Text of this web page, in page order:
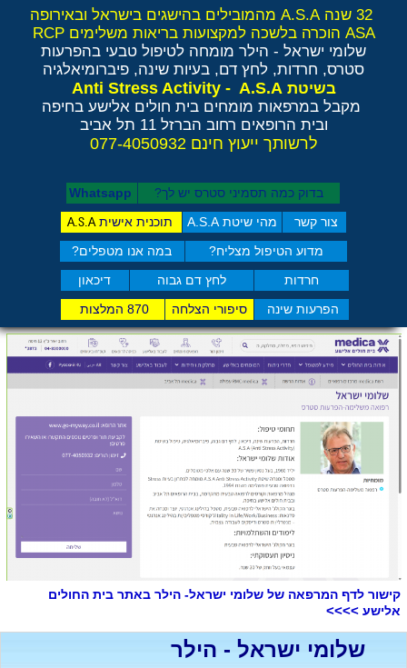
צור קשר מהי שיטת A.S.A תוכנית אישיתA.S.A
חרדות לחץ דם גבוה דיכאון
מדוע הטיפול מצליח? במה אנו מטפלים?
הפרעות שינה סיפורי הצלחה 870 המלצות
בדוק כמה תסמיני סט​רס יש לך? Whatsapp
32 שנה A.S.A מהמובילים בהישגים בישראל ובאירופה
ASA הוכרה בלשכה למקצועות בריאות משלימים RCP
שלומי ישראל - הילר מומחה לטיפול טבעי בהפרעות
סטרס, חרדות, לחץ דם, בעיות שינה, פיברומיאלגיה
בשיטת Anti Stress Activity - A.S.A
מקבל במרפאות מומחים בית חולים אלישע בחיפה
ובית הרופאים רחוב הברזל 11 תל אביב
לרשותך ייעוץ חינם 077-4050932
שלומי ישראל - הילר
קישור לדף המרפאה של שלומי ישראל- הילר באתר בית החולים
אלישע >>>>